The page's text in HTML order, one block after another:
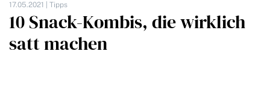
17.05.2021 | Tipps
10 Snack-Kombis, die wirklich
satt machen